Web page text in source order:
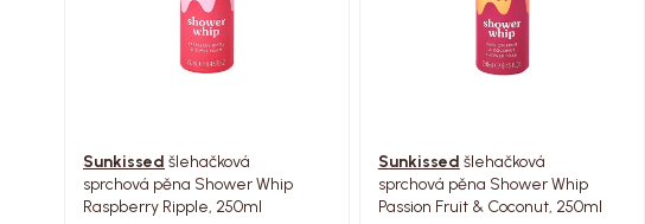
Sunkissed šlehačková
sprchová pěna Shower Whip
Raspberry Ripple, 250ml
Sunkissed šlehačková
sprchová pěna Shower Whip
Passion Fruit & Coconut, 250ml